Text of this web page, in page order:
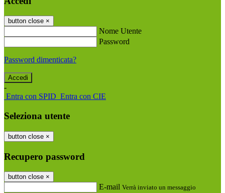
button close ×
Nome Utente
Password
Password dimenticata?
-
Entra con SPID Entra con CIE
Seleziona utente
button close ×
Recupero password
button close ×
E-mail Verrà inviato un messaggio